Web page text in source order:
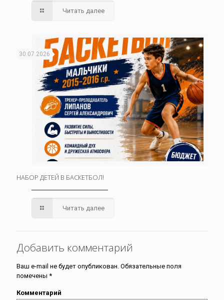
Читать далее
30.07.2026
НАБОР ДЕТЕЙ В БАСКЕТБОЛ!
Читать далее
Добавить комментарий
Ваш e-mail не будет опубликован. Обязательные поля
помечены *
Комментарий